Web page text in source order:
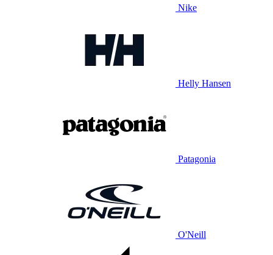
Nike
Helly Hansen
Patagonia
O'Neill